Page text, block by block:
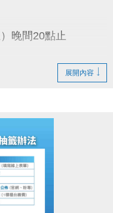
、放心停~
晚間20點止
粉絲專頁
展開內容